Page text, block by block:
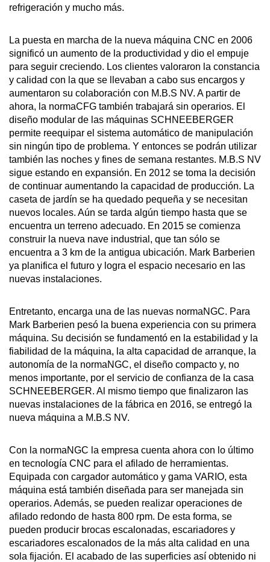
refrigeración y mucho más.
La puesta en marcha de la nueva máquina CNC en 2006
significó un aumento de la productividad y dio el empuje
para seguir creciendo. Los clientes valoraron la constancia
y calidad con la que se llevaban a cabo sus encargos y
aumentaron su colaboración con M.B.S NV. A partir de
ahora, la normaCFG también trabajará sin operarios. El
diseño modular de las máquinas SCHNEEBERGER
permite reequipar el sistema automático de manipulación
sin ningún tipo de problema. Y entonces se podrán utilizar
también las noches y fines de semana restantes. M.B.S NV
sigue estando en expansión. En 2012 se toma la decisión
de continuar aumentando la capacidad de producción. La
caseta de jardín se ha quedado pequeña y se necesitan
nuevos locales. Aún se tarda algún tiempo hasta que se
encuentra un terreno adecuado. En 2015 se comienza
construir la nueva nave industrial, que tan sólo se
encuentra a 3 km de la antigua ubicación. Mark Barberien
ya planifica el futuro y logra el espacio necesario en las
nuevas instalaciones.
Entretanto, encarga una de las nuevas normaNGC. Para
Mark Barberien pesó la buena experiencia con su primera
máquina. Su decisión se fundamentó en la estabilidad y la
fiabilidad de la máquina, la alta capacidad de arranque, la
autonomía de la normaNGC, el diseño compacto y, no
menos importante, por el servicio de confianza de la casa
SCHNEEBERGER. Al mismo tiempo que finalizaron las
nuevas instalaciones de la fábrica en 2016, se entregó la
nueva máquina a M.B.S NV.
Con la normaNGC la empresa cuenta ahora con lo último
en tecnología CNC para el afilado de herramientas.
Equipada con cargador automático y gama VARIO, esta
máquina está también diseñada para ser manejada sin
operarios. Además, se pueden realizar operaciones de
afilado redondo de hasta 800 rpm. De esta forma, se
pueden producir brocas escalonadas, escariadores y
escariadores escalonados de la más alta calidad en una
sola fijación. El acabado de las superficies así obtenido ni